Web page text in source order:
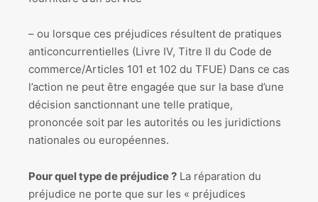
– ou lorsque ces préjudices résultent de pratiques
anticoncurrentielles (Livre IV, Titre II du Code de
commerce/Articles 101 et 102 du TFUE) Dans ce cas
l’action ne peut être engagée que sur la base d’une
décision sanctionnant une telle pratique,
prononcée soit par les autorités ou les juridictions
nationales ou européennes.
Pour quel type de préjudice ? La réparation du
préjudice ne porte que sur les « préjudices